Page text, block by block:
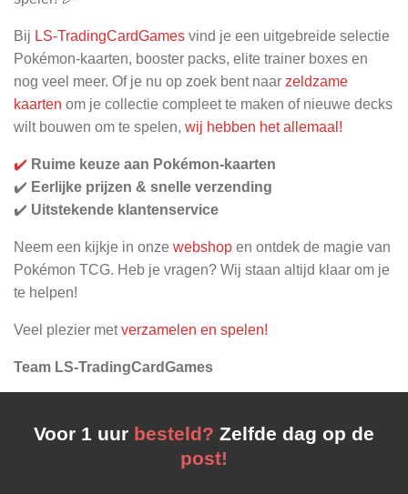
Bij LS-TradingCardGames vind je een uitgebreide selectie
Pokémon-kaarten, booster packs, elite trainer boxes en
nog veel meer. Of je nu op zoek bent naar zeldzame
kaarten om je collectie compleet te maken of nieuwe decks
wilt bouwen om te spelen, wij hebben het allemaal!
✔️ Ruime keuze aan Pokémon-kaarten
✔️ Eerlijke prijzen & snelle verzending
✔️ Uitstekende klantenservice
Neem een kijkje in onze webshop en ontdek de magie van
Pokémon TCG. Heb je vragen? Wij staan altijd klaar om je
te helpen!
Veel plezier metverzamelen en spelen!
Team LS-TradingCardGames
Voor 1 uur besteld? Zelfde dag op de
post!